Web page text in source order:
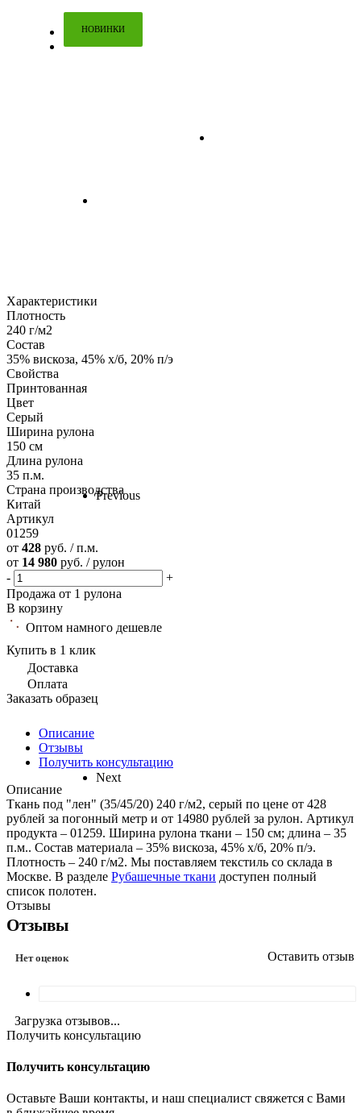
НОВИНКИ
Previous
Next
Характеристики
Плотность
240 г/м2
Состав
35% вискоза, 45% х/б, 20% п/э
Свойства
Принтованная
Цвет
Серый
Ширина рулона
150 см
Длина рулона
35 п.м.
Страна производства
Китай
Артикул
01259
от 428 руб. / п.м.
от 14 980 руб. / рулон
-
+
Продажа от 1 рулона
В корзину
Оптом намного дешевле
Купить в 1 клик
Доставка
Оплата
Заказать образец
Описание
Отзывы
Получить консультацию
Описание
Ткань под "лен" (35/45/20) 240 г/м2, серый по цене от 428
рублей за погонный метр и от 14980 рублей за рулон. Артикул
продукта – 01259. Ширина рулона ткани – 150 см; длина – 35
п.м.. Состав материала – 35% вискоза, 45% х/б, 20% п/э.
Плотность – 240 г/м2. Мы поставляем текстиль со склада в
Москве. В разделе Рубашечные ткани доступен полный
список полотен.
Отзывы
Отзывы
Нет оценок Оставить отзыв
Загрузка отзывов...
Получить консультацию
Получить консультацию
Оставьте Ваши контакты, и наш специалист свяжется с Вами